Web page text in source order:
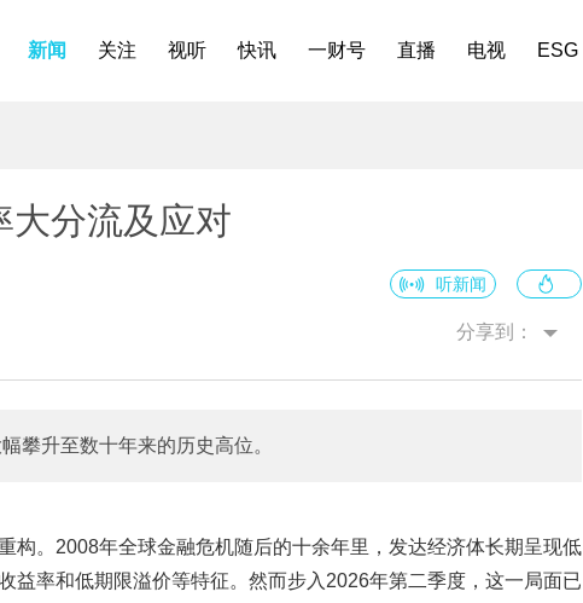
新闻 关注 视听 快讯 一财号 直播 电视 ESG
大分流及应对
听新闻
分享到：
攀升至数十年来的历史高位。
构。2008年全球金融危机随后的十余年里，发达经济体长期呈现低
益率和低期限溢价等特征。然而步入2026年第二季度，这一局面已